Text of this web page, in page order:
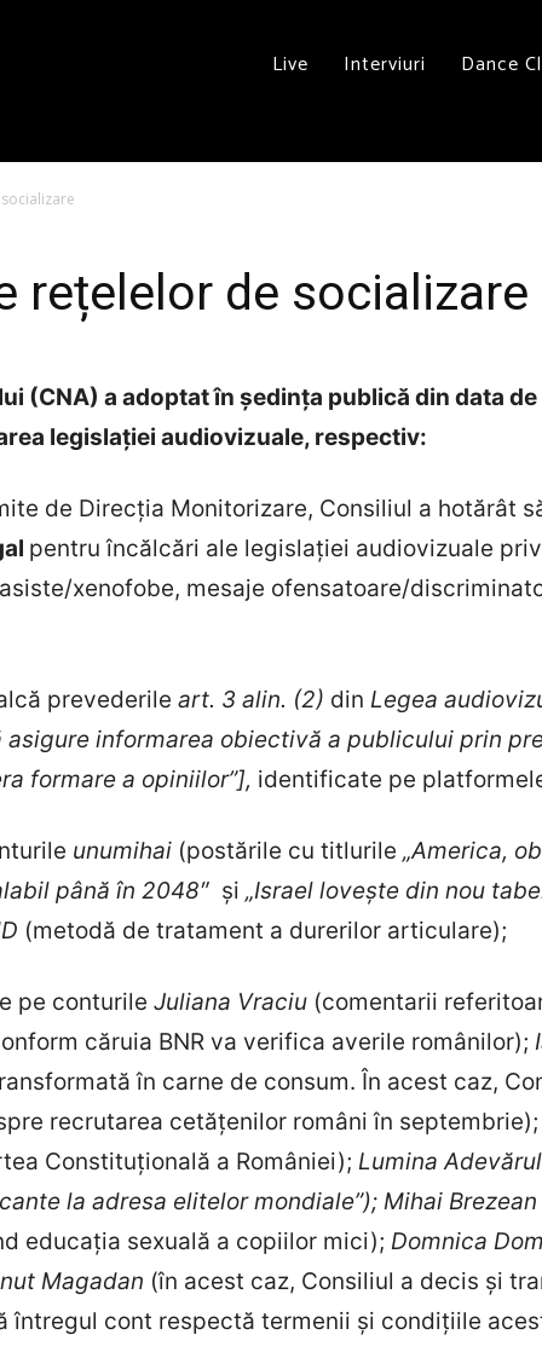
Live Interviuri Dance
rețelelor de socializare
(CNA) a adoptat în ședința publică din data
legislației audiovizuale, respectiv:
de Direcția Monitorizare, Consiliul a hotărât
pentru încălcări ale legislației audiovizuale
xenofobe, mesaje ofensatoare/
prevederile art. 3 alin. (2) din Legea
informarea obiectivă a publicului prin
formare a opiniilor”], identificate pe
unumihai (postările cu titlurile „America,
până în 2048″ și „Israel lovește din nou
(metodă de tratament a durerilor articulare);
pe conturile Juliana Vraciu (comentarii
căruia BNR va verifica averile românilor);
în carne de consum. În acest caz,
recrutarea cetățenilor români în
Constituțională a României); Lumina
la adresa elitelor mondiale”); Mihai Brezean
educația sexuală a copiilor mici); Domnica
Magadan (în acest caz, Consiliul a decis și
întregul cont respectă termenii și condițiile